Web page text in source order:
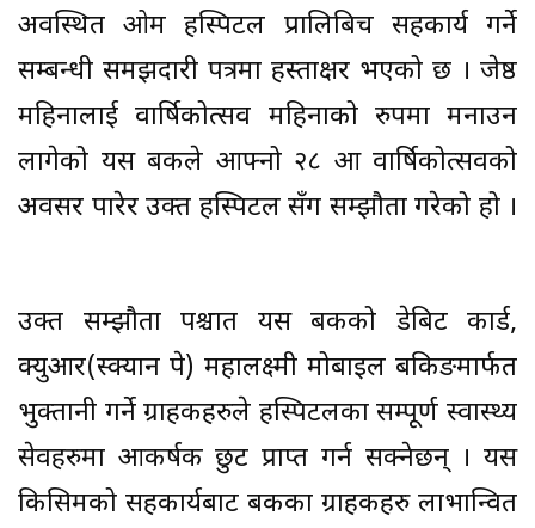
अवस्थित ओम हस्पिटल प्रालिबिच सहकार्य गर्ने
सम्बन्धी समझदारी पत्रमा हस्ताक्षर भएको छ । जेष्ठ
महिनालाई वार्षिकोत्सव महिनाको रुपमा मनाउन
लागेको यस बैंकले आफ्नो २८ औं वार्षिकोत्सवको
अवसर पारेर उक्त हस्पिटल सँग सम्झौता गरेको हो ।
उक्त सम्झौता पश्चात यस बैंकको डेबिट कार्ड,
क्युआर(स्क्यान पे) महालक्ष्मी मोबाइल बैंकिङमार्फत
भुक्तानी गर्ने ग्राहकहरुले हस्पिटलका सम्पूर्ण स्वास्थ्य
सेवहरुमा आकर्षक छुट प्राप्त गर्न सक्नेछन् । यस
किसिमको सहकार्यबाट बैंकका ग्राहकहरु लाभान्वित